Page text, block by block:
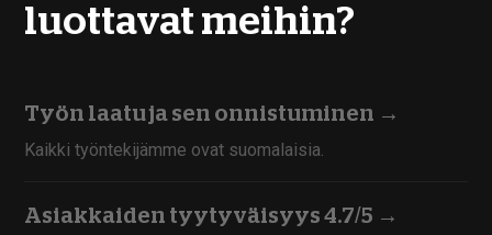
luottavat meihin?
Työn laatu ja sen onnistuminen →
Kaikki työntekijämme ovat suomalaisia.
Asiakkaiden tyytyväisyys 4.7/5 →